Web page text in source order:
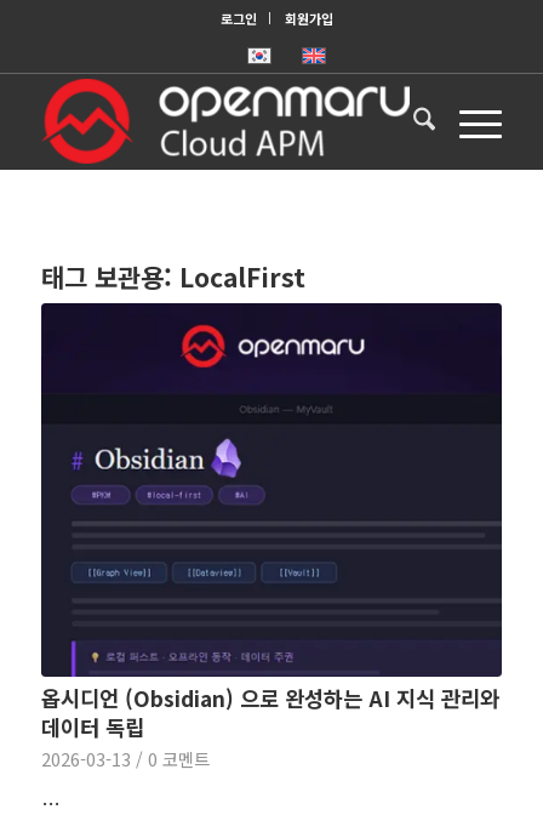
로그인 회원가입
태그 보관용: LocalFirst
옵시디언 (Obsidian) 으로 완성하는 AI 지식 관리와
데이터 독립
2026-03-13 / 0 코멘트
…